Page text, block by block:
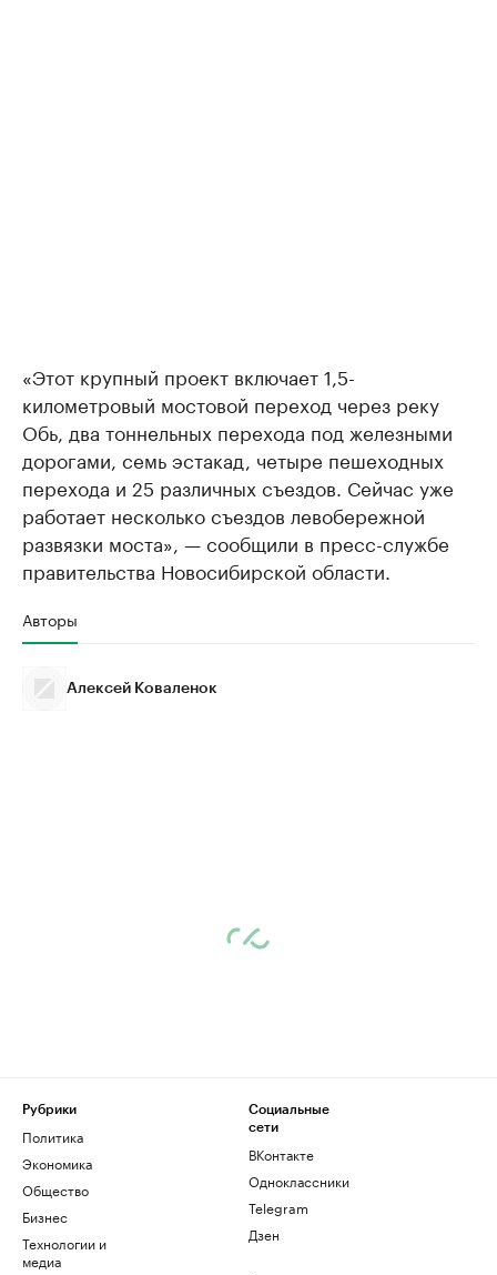
«Этот крупный проект включает 1,5-
километровый мостовой переход через реку
Обь, два тоннельных перехода под железными
дорогами, семь эстакад, четыре пешеходных
перехода и 25 различных съездов. Сейчас уже
работает несколько съездов левобережной
развязки моста», — сообщили в пресс-службе
правительства Новосибирской области.
Авторы
Алексей Коваленок
Рубрики
Политика
Экономика
Общество
Бизнес
Технологии и
медиа
Социальные
сети
ВКонтакте
Одноклассники
Telegram
Дзен